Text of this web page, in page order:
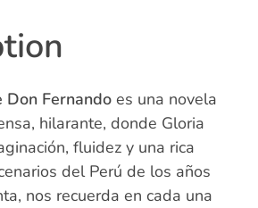
Fernando es una novela
hilarante, donde Gloria
fluidez y una rica
del Perú de los años
nos recuerda en cada una